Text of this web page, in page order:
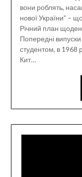
вони роблять,
нової України” –
Річний план
Попередні
студентом, в 1968
Кит…